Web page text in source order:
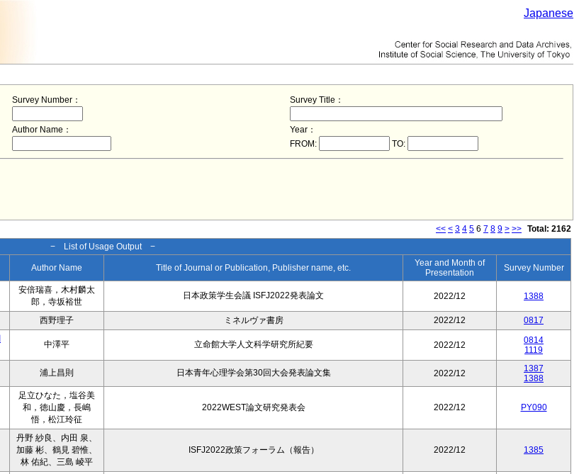
Japanese
Survey Number： Survey Title：
Author Name：
Year：
FROM:
TO:
<< < 3 4 5 6 7 8 9 > >> Total: 2162
− List of Usage Output −
Author Name Title of Journal or Publication, Publisher name, etc.
Year and Month of
Presentation
Survey Number
安倍瑞喜，木村麟太
郎，寺坂裕世
日本政策学生会議 ISFJ2022発表論文 2022/12 1388
西野理子 ミネルヴァ書房 2022/12
0817
中澤平 立命館大学人文科学研究所紀要 2022/12
0814
1119
浦上昌則 日本青年心理学会第30回大会発表論文集 2022/12
1387
1388
足立ひなた，塩谷美
和，徳山慶，長嶋
悟，松江玲征
2022WEST論文研究発表会 2022/12 PY090
丹野 紗良、内田 泉、
加藤 彬、鶴見 碧惟、
林 佑紀、三島 崚平
ISFJ2022政策フォーラム（報告） 2022/12 1385